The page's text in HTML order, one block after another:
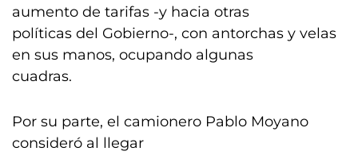
aumento de tarifas -y hacia otras
políticas del Gobierno-, con antorchas y velas
en sus manos, ocupando algunas
cuadras.
Por su parte, el camionero Pablo Moyano
consideró al llegar